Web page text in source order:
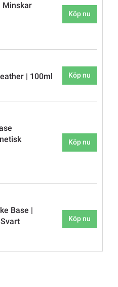
Minskar
Köp nu
| 100ml
Köp nu
Köp nu
Base |
Köp nu